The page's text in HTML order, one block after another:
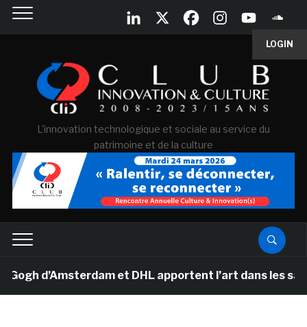
LOGIN
L'innovation technologique et sociale au service du
patrimoine et de la culture
d’Amsterdam et DHL apportent l’art dans les salles